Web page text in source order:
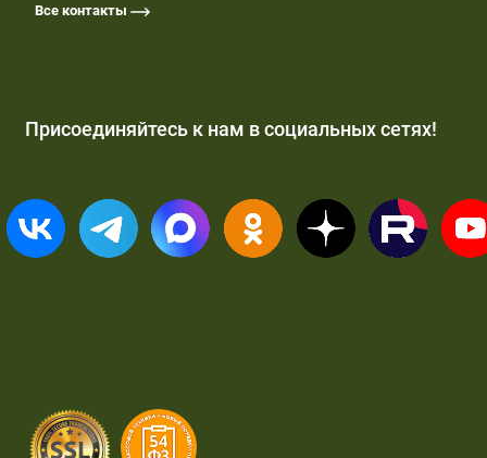
Все контакты
Присоединяйтесь к нам в социальных сетях!